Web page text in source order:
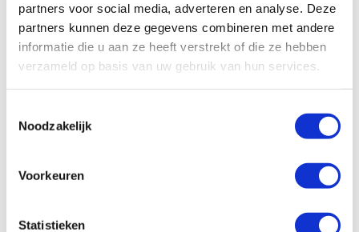
partners voor social media, adverteren en analyse. Deze
partners kunnen deze gegevens combineren met andere
informatie die u aan ze heeft verstrekt of die ze hebben
verzameld op basis van uw gebruik van hun services.
Noodzakelijk
Voorkeuren
Statistieken
slechts ter illustratie. De aangegeven hoeveelheid bedden is geen
garantie dat de maximale bezetting voldoende comfortabel is.